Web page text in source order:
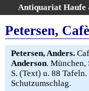
Antiquariat Haufe
Home
Gesamtbestand
Erweiterte Suche
Kategorien
Petersen,
Petersen, Anders.
Anderson. München,
S. (Text) u. 88
Schutzumschlag.